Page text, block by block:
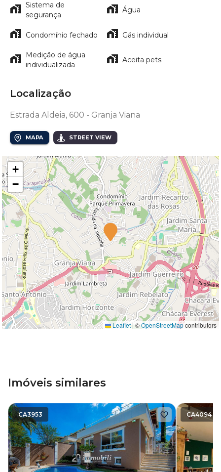
Sistema de
segurança
Água
Condomínio fechado Gás individual
Medição de água
individualizada
Aceita pets
Localização
Estrada Aldeia, 600 - Granja Viana
MAPA STREET VIEW
+
−
Leaflet | ©OpenStreetMapcontributors
Imóveis similares
CA3953 CA4094